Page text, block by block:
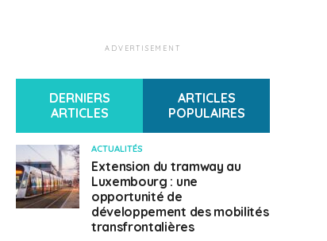
ADVERTISEMENT
DERNIERS
ARTICLES
ARTICLES
POPULAIRES
ACTUALITÉS
Extension du tramway au
Luxembourg : une
opportunité de
développement des mobilités
transfrontalières